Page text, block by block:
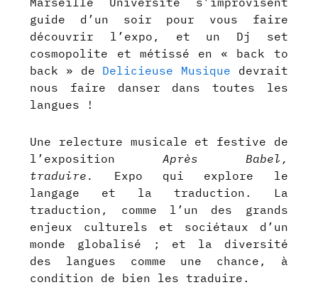
guide d’un soir pour vous faire
découvrir l’expo, et un Dj set
cosmopolite et métissé en « back to
back » de Delicieuse Musique devrait
nous faire danser dans toutes les
langues !
Une relecture musicale et festive de
l’exposition Après Babel,
traduire. Expo qui explore le
langage et la traduction. La
traduction, comme l’un des grands
enjeux culturels et sociétaux d’un
monde globalisé ; et la diversité
des langues comme une chance, à
condition de bien les traduire.